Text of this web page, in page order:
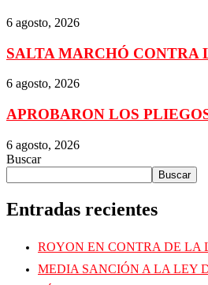
6 agosto, 2026
SALTA MARCHÓ CONTRA
6 agosto, 2026
APROBARON LOS
6 agosto, 2026
Buscar
Buscar
Entradas recientes
ROYON EN CONTRA DE LA
MEDIA SANCIÓN A LA LEY